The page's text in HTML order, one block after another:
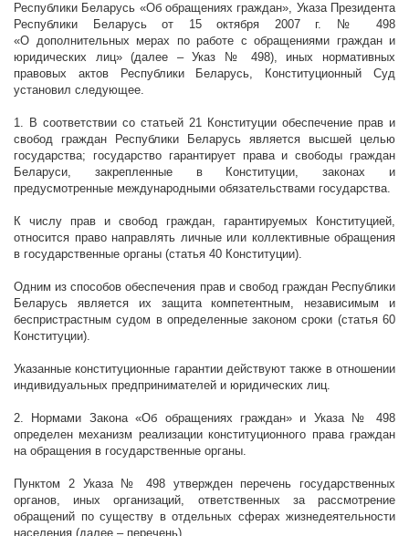
Республики Беларусь «Об обращениях граждан», Указа Президента
Республики Беларусь от 15 октября 2007 г. № 498
«О дополнительных мерах по работе с обращениями граждан и
юридических лиц» (далее – Указ № 498), иных нормативных
правовых актов Республики Беларусь, Конституционный Суд
установил следующее.
1. В соответствии со статьей 21 Конституции обеспечение прав и
свобод граждан Республики Беларусь является высшей целью
государства; государство гарантирует права и свободы граждан
Беларуси, закрепленные в Конституции, законах и
предусмотренные международными обязательствами государства.
К числу прав и свобод граждан, гарантируемых Конституцией,
относится право направлять личные или коллективные обращения
в государственные органы (статья 40 Конституции).
Одним из способов обеспечения прав и свобод граждан Республики
Беларусь является их защита компетентным, независимым и
беспристрастным судом в определенные законом сроки (статья 60
Конституции).
Указанные конституционные гарантии действуют также в отношении
индивидуальных предпринимателей и юридических лиц.
2. Нормами Закона «Об обращениях граждан» и Указа № 498
определен механизм реализации конституционного права граждан
на обращения в государственные органы.
Пунктом 2 Указа № 498 утвержден перечень государственных
органов, иных организаций, ответственных за рассмотрение
обращений по существу в отдельных сферах жизнедеятельности
населения (далее – перечень).